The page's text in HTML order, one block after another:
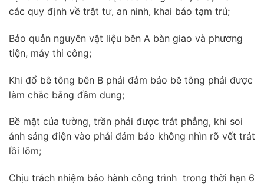
các quy định về trật tư, an ninh, khai báo tạm trú;
Bảo quản nguyên vật liệu bên A bàn giao và phương
tiện, máy thi công;
Khi đổ bê tông bên B phải đảm bảo bê tông phải được
làm chắc bằng đầm dung;
Bề mặt của tường, trần phải được trát phẳng, khi soi
ánh sáng điện vào phải đảm bảo không nhìn rõ vết trát
lồi lõm;
Chịu trách nhiệm bảo hành công trình trong thời hạn 6